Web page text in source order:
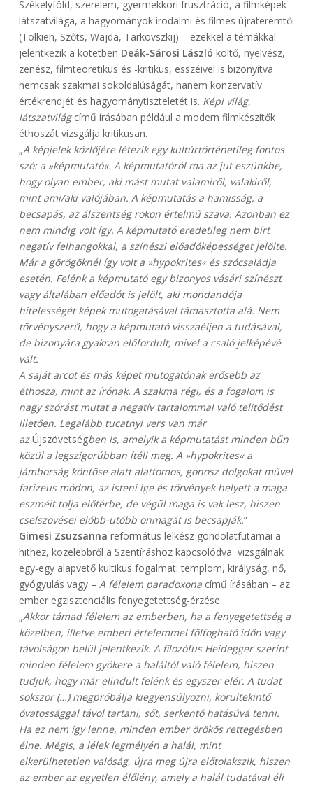
Székelyföld, szerelem, gyermekkori frusztráció, a filmképek
látszatvilága, a hagyományok irodalmi és filmes újrateremtői
(Tolkien, Szőts, Wajda, Tarkovszkij) – ezekkel a témákkal
jelentkezik a kötetben Deák-Sárosi László költő, nyelvész,
zenész, filmteoretikus és -kritikus, esszéivel is bizonyítva
nemcsak szakmai sokoldalúságát, hanem konzervatív
értékrendjét és hagyománytiszteletét is. Képi világ,
látszatvilágcímű írásában például a modern filmkészítők
éthoszát vizsgálja kritikusan.
„A képjelek közlőjére létezik egy kultúrtörténetileg fontos
szó: a »képmutató«. A képmutatóról ma az jut eszünkbe,
hogy olyan ember, aki mást mutat valamiről, valakiről,
mint ami/aki valójában. A képmutatás a hamisság, a
becsapás, az álszentség rokon értelmű szava. Azonban ez
nem mindig volt így. A képmutató eredetileg nem bírt
negatív felhangokkal, a színészi előadóképességet jelölte.
Már a görögöknél így volt a »hypokrites« és szócsaládja
esetén. Felénk a képmutató egy bizonyos vásári színészt
vagy általában előadót is jelölt, aki mondandója
hitelességét képek mutogatásával támasztotta alá. Nem
törvényszerű, hogy a képmutató visszaéljen a tudásával,
de bizonyára gyakran előfordult, mivel a csaló jelképévé
vált.
A saját arcot és más képet mutogatónak erősebb az
éthosza, mint az írónak. A szakma régi, és a fogalom is
nagy szórást mutat a negatív tartalommal való telítődést
illetően. Legalább tucatnyi vers van már
az Újszövetségben is, amelyik a képmutatást minden bűn
közül a legszigorúbban ítéli meg. A »hypokrites« a
jámborság köntöse alatt alattomos, gonosz dolgokat művel
farizeus módon, az isteni ige és törvények helyett a maga
eszméit tolja előtérbe, de végül maga is vak lesz, hiszen
cselszövései előbb-utóbb önmagát is becsapják.”
Gimesi Zsuzsanna református lelkész gondolatfutamai a
hithez, közelebbről a Szentíráshoz kapcsolódva vizsgálnak
egy-egy alapvető kultikus fogalmat: templom, királyság, nő,
gyógyulás vagy – A félelem paradoxonacímű írásában – az
ember egzisztenciális fenyegetettség-érzése.
„Akkor támad félelem az emberben, ha a fenyegetettség a
közelben, illetve emberi értelemmel fölfogható időn vagy
távolságon belül jelentkezik. A filozófus Heidegger szerint
minden félelem gyökere a haláltól való félelem, hiszen
tudjuk, hogy már elindult felénk és egyszer elér. A tudat
sokszor (…) megpróbálja kiegyensúlyozni, körültekintő
óvatossággal távol tartani, sőt, serkentő hatásúvá tenni.
Ha ez nem így lenne, minden ember örökös rettegésben
élne. Mégis, a lélek legmélyén a halál, mint
elkerülhetetlen valóság, újra meg újra előtolakszik, hiszen
az ember az egyetlen élőlény, amely a halál tudatával éli